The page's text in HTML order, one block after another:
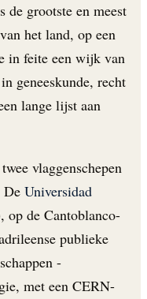
de grootste en meest
het land, op een
in feite een wijk van
geneeskunde, recht
lange lijst aan
vlaggenschepen
De Universidad
op de Cantoblanco-
publieke
-
met een CERN-